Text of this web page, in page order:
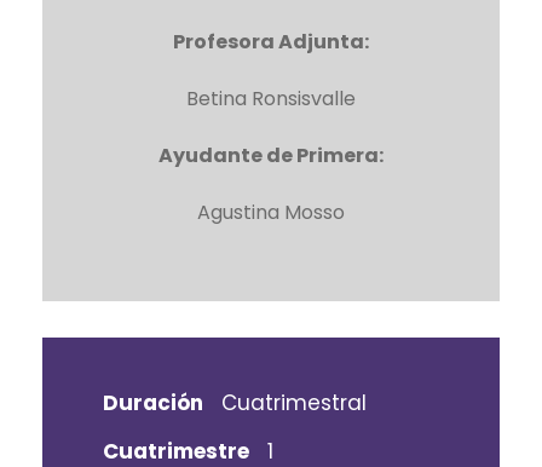
Profesora Adjunta:
Betina Ronsisvalle
Ayudante de Primera:
Agustina Mosso
Duración
Cuatrimestral
Cuatrimestre
1